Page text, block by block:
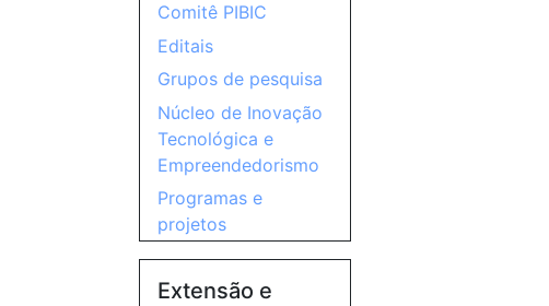
Comitê PIBIC
Editais
Grupos de pesquisa
Núcleo de Inovação
Tecnológica e
Empreendedorismo
Programas e
projetos
Extensão e